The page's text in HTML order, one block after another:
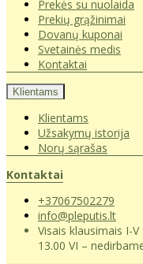
Prekės su nuolaida
Prekių grąžinimai
Dovanų kuponai
Svetainės medis
Kontaktai
Klientams
Klientams
Užsakymų istorija
Norų sąrašas
Kontaktai
+37067502279
info@pleputis.lt
Visais klausimais I-
13.00 VI –